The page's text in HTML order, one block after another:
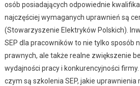
osób posiadających odpowiednie
najczęściej wymaganych uprawnień są
(Stowarzyszenie Elektryków Polskich).
SEP dla pracowników to nie tylko sposób
prawnych, ale także realne zwiększenie
wydajności pracy i konkurencyjności
czym są szkolenia SEP, jakie